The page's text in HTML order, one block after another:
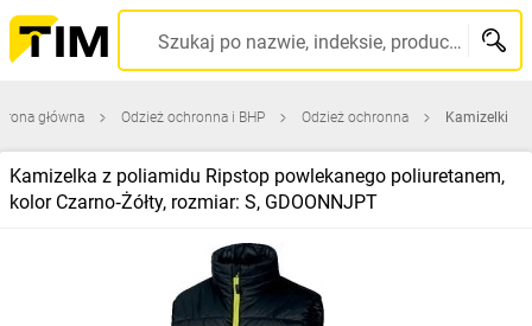
Szukaj po nazwie, indeksie, producencie, kodzie kreskowym...
główna Odzież ochronna i BHP Odzież ochronna Kamizelki
Kamizelka z poliamidu Ripstop powlekanego poliuretanem,
kolor Czarno‑Żółty, rozmiar: S, GDOONNJPT